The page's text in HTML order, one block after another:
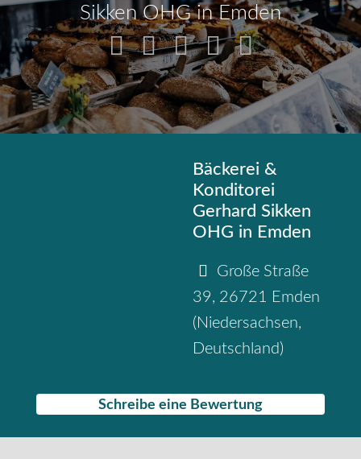
Sikken OHG in Emden
Bäckerei &
Konditorei
Gerhard Sikken
OHG in Emden
Große Straße
39, 26721 Emden
( Niedersachsen,
Deutschland)
Schreibe eine Bewertung